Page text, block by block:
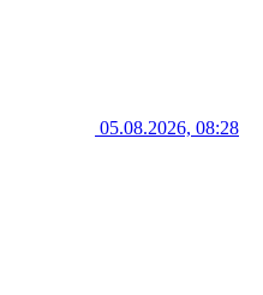
05.08.2026, 08:28